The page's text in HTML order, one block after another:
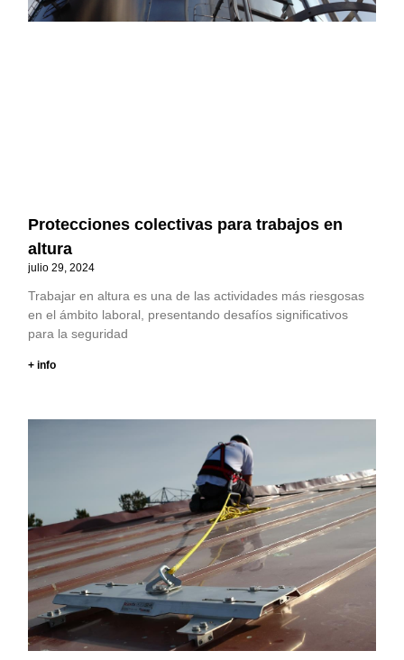
Protecciones colectivas para trabajos en
altura
julio 29, 2024
Trabajar en altura es una de las actividades más riesgosas
en el ámbito laboral, presentando desafíos significativos
para la seguridad
+ info